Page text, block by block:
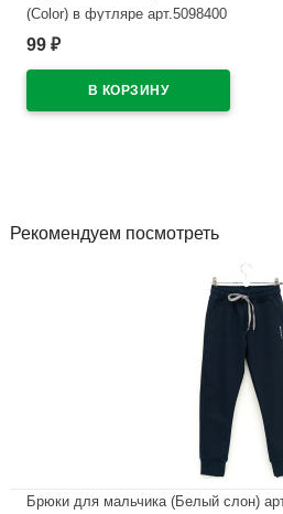
(Color) в футляре арт.5098400
В наличии
99 ₽
Рекомендуем посмотреть
Брюки для мальчика (Белый слон)